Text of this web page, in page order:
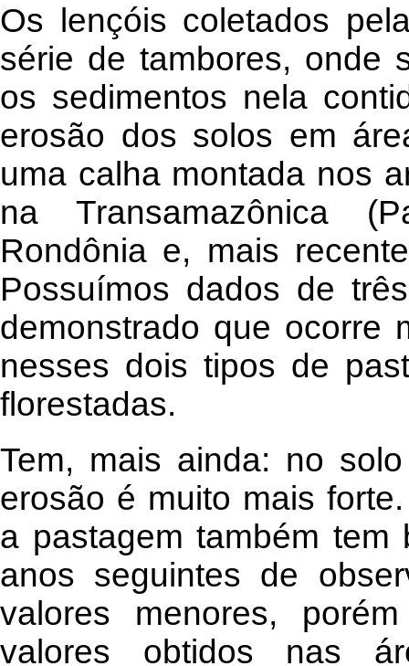
Os lençóis coletados
série de tambores, onde
os sedimentos nela
erosão dos solos em
uma calha montada nos
na Transamazônica
Rondônia e, mais
Possuímos dados de
demonstrado que ocorre
nesses dois tipos de
florestadas.
Tem, mais ainda: no
erosão é muito mais
a pastagem também tem
anos seguintes de
valores menores,
valores obtidos nas